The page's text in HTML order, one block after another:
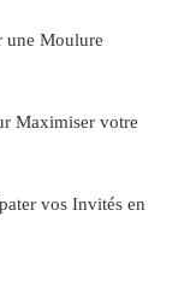
une Moulure
Maximiser votre
vos Invités en